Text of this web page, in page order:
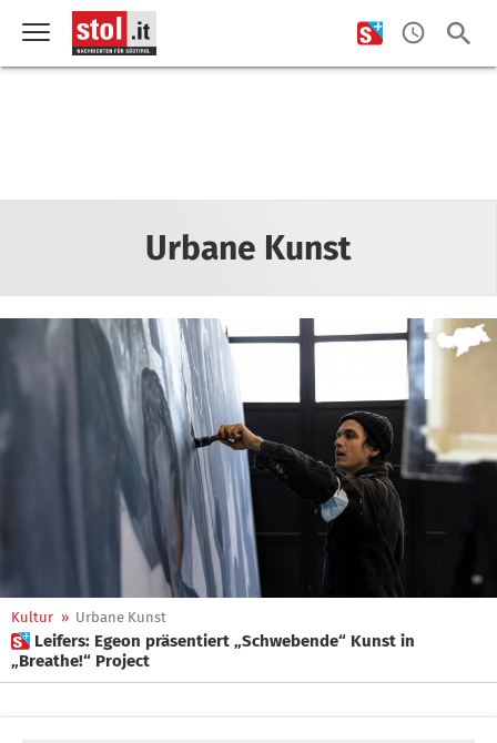
Urbane Kunst
Kultur » Urbane Kunst
 Leifers: Egeon präsentiert „Schwebende“ Kunst in
„Breathe!“ Project